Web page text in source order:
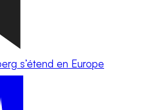
s’étend en Europe